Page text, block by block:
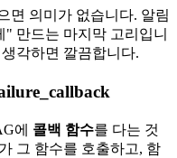
면 의미가 없습니다. 알림
만드는 마지막 고리입니
각하면 깔끔합니다.
에 콜백 함수를 다는 것
그 함수를 호출하고, 함